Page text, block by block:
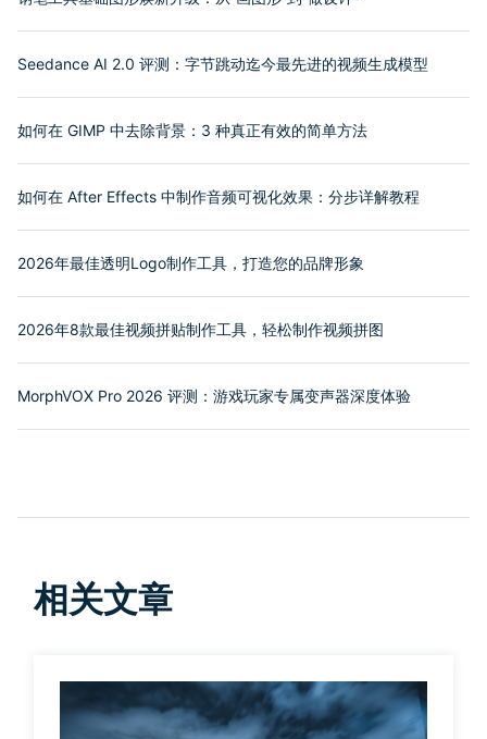
Seedance AI 2.0 评测：字节跳动迄今最先进的视频生成模型
如何在 GIMP 中去除背景：3 种真正有效的简单方法
如何在 After Effects 中制作音频可视化效果：分步详解教程
2026年最佳透明Logo制作工具，打造您的品牌形象
2026年8款最佳视频拼贴制作工具，轻松制作视频拼图
MorphVOX Pro 2026 评测：游戏玩家专属变声器深度体验
相关文章